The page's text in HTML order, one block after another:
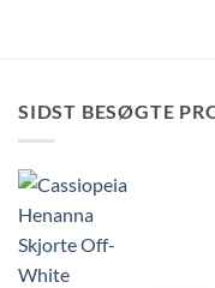
SIDST BESØGTE